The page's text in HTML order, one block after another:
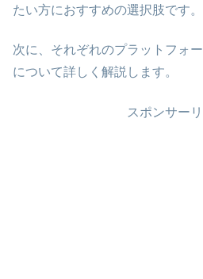
たい方におすすめの選択肢です。
次に、それぞれのプラットフォ
について詳しく解説します。
スポンサー